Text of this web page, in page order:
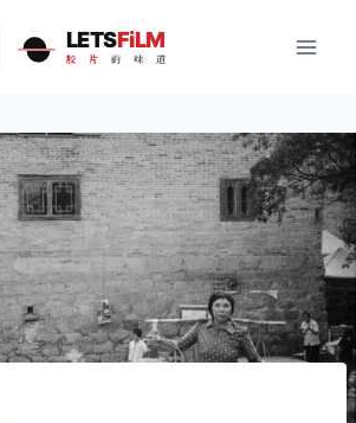
LETSFiLM
胶 片 的 味 道